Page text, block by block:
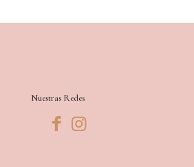
Nuestras Redes